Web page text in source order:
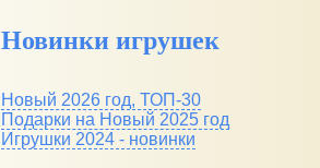
Новинки игрушек
Новый 2026 год, ТОП-30
Подарки на Новый 2025 год
Игрушки 2024 - новинки